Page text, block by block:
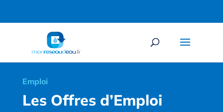
Emploi
Les Offres d’Emploi